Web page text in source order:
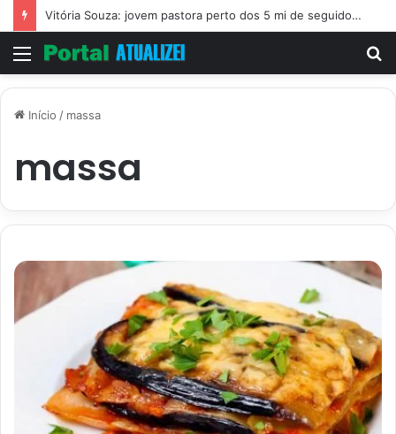
Vitória Souza: jovem pastora perto dos 5 mi de seguidores na web
Menu
Início / massa
massa